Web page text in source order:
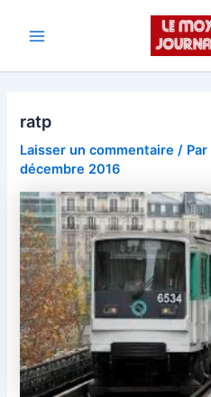
ratp
Laisser un commentaire / Par
décembre 2016